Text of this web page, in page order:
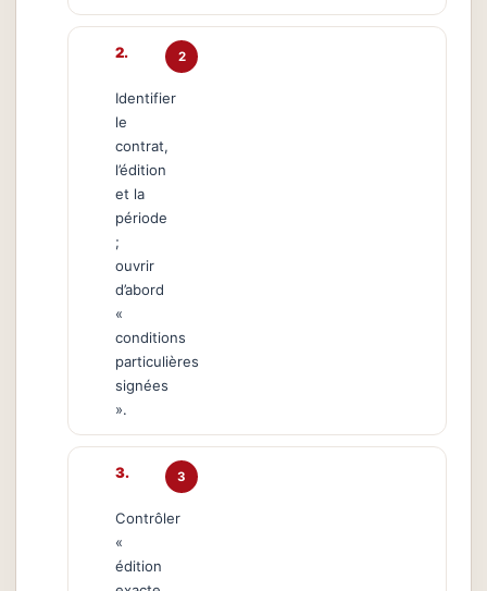
2
Identifier
le
contrat,
l’édition
et la
période
;
ouvrir
d’abord
«
conditions
particulières
signées
».
3
Contrôler
«
édition